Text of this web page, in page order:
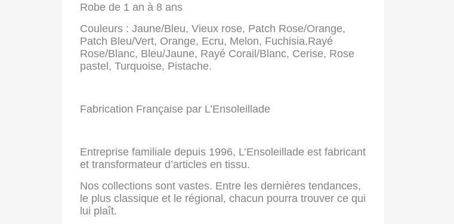
Robe de 1 an à 8 ans
Couleurs : Jaune/Bleu, Vieux rose, Patch Rose/Orange,
Patch Bleu/Vert, Orange, Ecru, Melon, Fuchisia,Rayé
Rose/Blanc, Bleu/Jaune, Rayé Corail/Blanc, Cerise, Rose
pastel, Turquoise, Pistache.
Fabrication Française par L’Ensoleillade
Entreprise familiale depuis 1996, L’Ensoleillade est fabricant
et transformateur d’articles en tissu.
Nos collections sont vastes. Entre les dernières tendances,
le plus classique et le régional, chacun pourra trouver ce qui
lui plaît.